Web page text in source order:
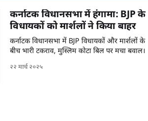
कर्नाटक विधानसभा में हंगामा: BJP के
विधायकों को मार्शलों ने किया बाहर
कर्नाटक विधानसभा में BJP विधायकों और मार्शलों के
बीच भारी टकराव, मुस्लिम कोटा बिल पर मचा बवाल।
२२ मार्च २०२५